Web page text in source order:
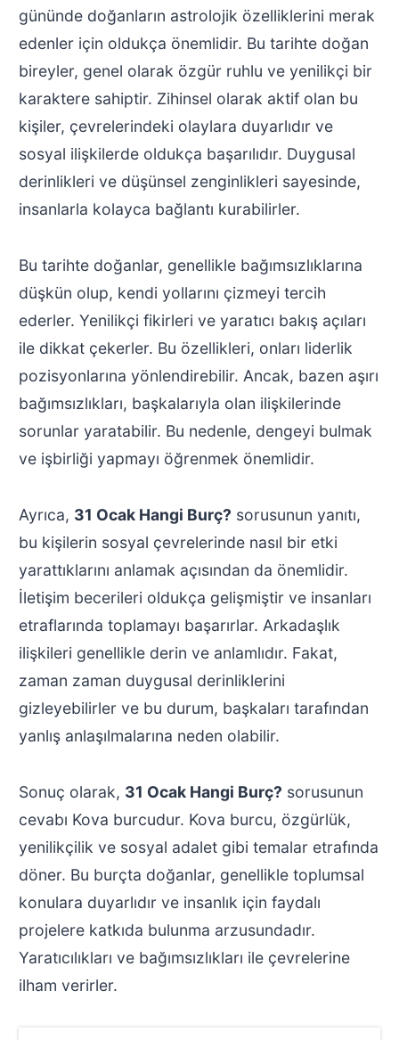
gününde doğanların astrolojik özelliklerini merak
edenler için oldukça önemlidir. Bu tarihte doğan
bireyler, genel olarak özgür ruhlu ve yenilikçi bir
karaktere sahiptir. Zihinsel olarak aktif olan bu
kişiler, çevrelerindeki olaylara duyarlıdır ve
sosyal ilişkilerde oldukça başarılıdır. Duygusal
derinlikleri ve düşünsel zenginlikleri sayesinde,
insanlarla kolayca bağlantı kurabilirler.
Bu tarihte doğanlar, genellikle bağımsızlıklarına
düşkün olup, kendi yollarını çizmeyi tercih
ederler. Yenilikçi fikirleri ve yaratıcı bakış açıları
ile dikkat çekerler. Bu özellikleri, onları liderlik
pozisyonlarına yönlendirebilir. Ancak, bazen aşırı
bağımsızlıkları, başkalarıyla olan ilişkilerinde
sorunlar yaratabilir. Bu nedenle, dengeyi bulmak
ve işbirliği yapmayı öğrenmek önemlidir.
Ayrıca, 31 Ocak Hangi Burç? sorusunun yanıtı,
bu kişilerin sosyal çevrelerinde nasıl bir etki
yarattıklarını anlamak açısından da önemlidir.
İletişim becerileri oldukça gelişmiştir ve insanları
etraflarında toplamayı başarırlar. Arkadaşlık
ilişkileri genellikle derin ve anlamlıdır. Fakat,
zaman zaman duygusal derinliklerini
gizleyebilirler ve bu durum, başkaları tarafından
yanlış anlaşılmalarına neden olabilir.
Sonuç olarak, 31 Ocak Hangi Burç? sorusunun
cevabı Kova burcudur. Kova burcu, özgürlük,
yenilikçilik ve sosyal adalet gibi temalar etrafında
döner. Bu burçta doğanlar, genellikle toplumsal
konulara duyarlıdır ve insanlık için faydalı
projelere katkıda bulunma arzusundadır.
Yaratıcılıkları ve bağımsızlıkları ile çevrelerine
ilham verirler.